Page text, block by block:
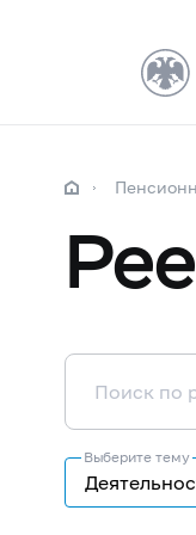
Выберите тему